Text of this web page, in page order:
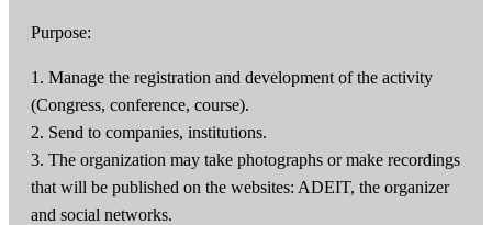
Purpose:
1. Manage the registration and development of the activity
(Congress, conference, course).
2. Send to companies, institutions.
3. The organization may take photographs or make recordings
that will be published on the websites: ADEIT, the organizer
and social networks.